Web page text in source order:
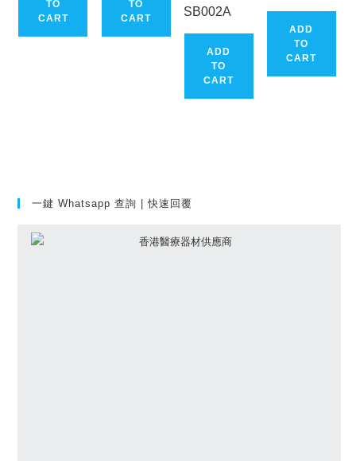
TO
CART
TO
CART
SB002A
ADD
TO
CART
ADD
TO
CART
一鍵 Whatsapp 查詢 | 快速回覆